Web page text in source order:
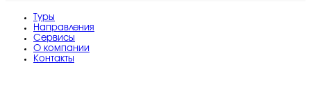
Туры
Направления
Сервисы
O компании
Контакты